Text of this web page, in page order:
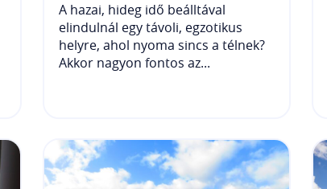
A hazai, hideg idő beálltával
elindulnál egy távoli, egzotikus
helyre, ahol nyoma sincs a télnek?
Akkor nagyon fontos az...